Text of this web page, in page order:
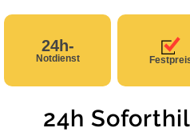
24h-
Notdienst
24h